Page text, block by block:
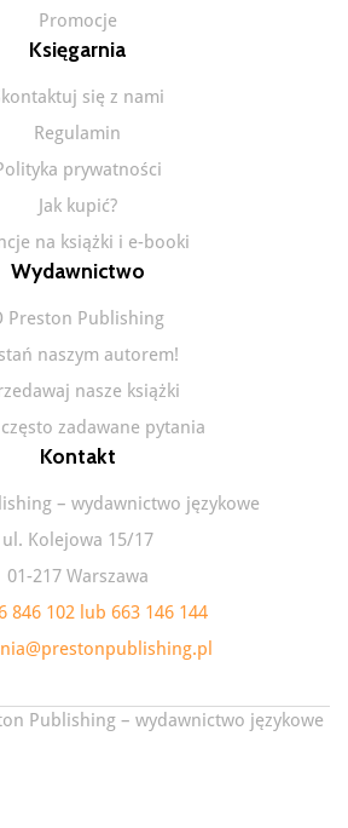
Promocje
Księgarnia
się z nami
Regulamin
prywatności
Jak kupić?
na książki i e-booki
Wydawnictwo
Preston Publishing
naszym autorem!
nasze książki
często zadawane pytania
Kontakt
– wydawnictwo językowe
ul. Kolejowa 15/17
01-217 Warszawa
846 102 lub 663 146 144
Publishing – wydawnictwo językowe